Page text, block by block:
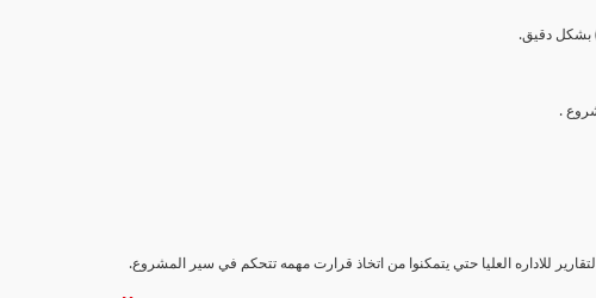
للاداره العليا حتي يتمكنوا من اتخاذ قرارت مهمه تتحكم في سير المشروع.